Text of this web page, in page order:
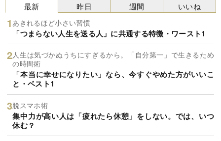
最新
あきれるほど小さい習慣
「つまらない人生を送る人」に共通する特徴・ワースト1
人生は気づかぬうちにすぎるから。「自分第一」で生きるため
の時間術
「本当に幸せになりたい」なら、今すぐやめた方がいいこ
と・ベスト1
脱スマホ術
集中力が高い人は「疲れたら休憩」をしない。では、いつ
休む？
昨日 週間 いいね